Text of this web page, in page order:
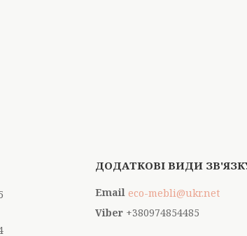
eco-mebli@ukr.net
+380974854485